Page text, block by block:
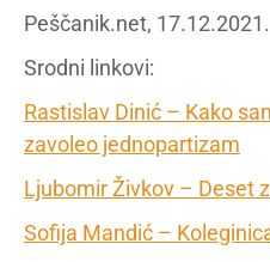
Peščanik.net, 17.12.2021.
Srodni linkovi:
Rastislav Dinić – Kako
zavoleo jednopartizam
Ljubomir Živkov – Deset
Sofija Mandić –